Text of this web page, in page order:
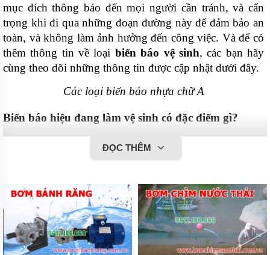
mục đích thông báo đến mọi người cần tránh, và cẩn
trọng khi đi qua những đoạn đường này để đảm bảo an
toàn, và không làm ảnh hưởng đến công việc. Và để có
thêm thông tin về loại biển báo vệ sinh, các bạn hãy
cùng theo dõi những thông tin được cập nhật dưới đây.
Các loại biển báo nhựa chữ A
Biển báo hiệu đang làm vệ sinh có đặc điểm gì?
- Biển báo vệ sinh có thiết kế khá tiện dụng, có thể gập
lại, được trang bị tay cầm giúp người dùng dễ dàng di
nhiều công sức.
- Kiểu dáng của biển báo hiệu hình chữ A vững chắc,
không thấm nước, phù hợp với mọi điều kiện làm việc
khác nhau; không gây cản trở công việc.
ĐỌC THÊM